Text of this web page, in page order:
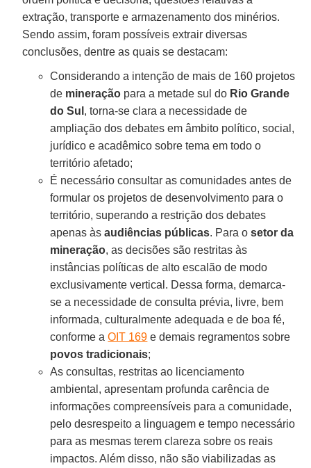
extração, transporte e armazenamento dos minérios.
Sendo assim, foram possíveis extrair diversas
conclusões, dentre as quais se destacam:
Considerando a intenção de mais de 160 projetos
de mineração para a metade sul do Rio Grande
do Sul , torna-se clara a necessidade de
ampliação dos debates em âmbito político, social,
jurídico e acadêmico sobre tema em todo o
território afetado;
É necessário consultar as comunidades antes de
formular os projetos de desenvolvimento para o
território, superando a restrição dos debates
apenas àsaudiências públicas. Para osetor da
mineração, as decisões são restritas às
instâncias políticas de alto escalão de modo
exclusivamente vertical. Dessa forma, demarca-
se a necessidade de consulta prévia, livre, bem
informada, culturalmente adequada e de boa fé,
conforme aOIT 169 e demais regramentos sobre
povos tradicionais;
As consultas, restritas ao licenciamento
ambiental, apresentam profunda carência de
informações compreensíveis para a comunidade,
pelo desrespeito a linguagem e tempo necessário
para as mesmas terem clareza sobre os reais
impactos. Além disso, não são viabilizadas as